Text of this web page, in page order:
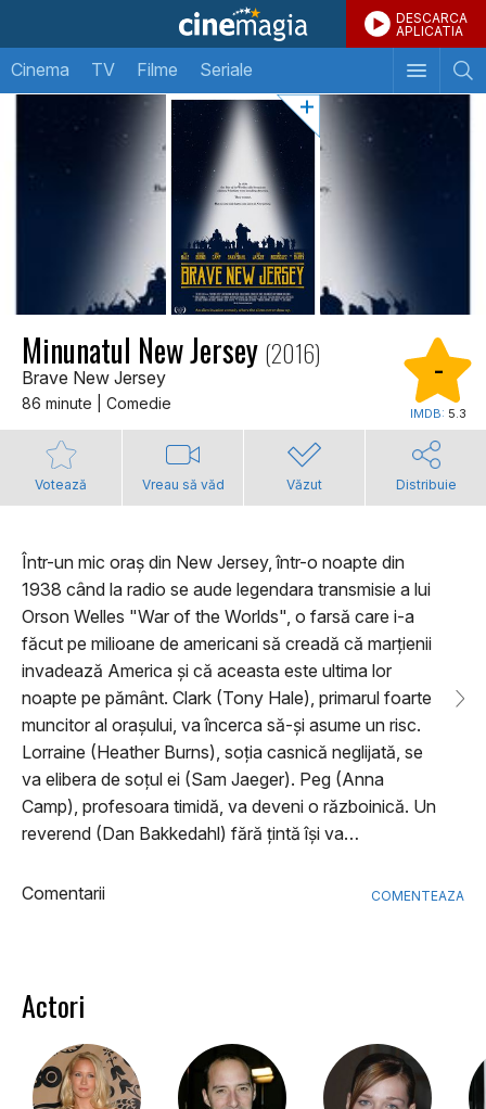
DESCARCA
APLICATIA
Cinema TV Filme Seriale
Minunatul New Jersey (2016)
Brave New Jersey
86 minute | Comedie
-
IMDB: 5.3
Votează Vreau să văd Văzut Distribuie
Într-un mic oraș din New Jersey, într-o noapte din
1938 când la radio se aude legendara transmisie a lui
Orson Welles "War of the Worlds", o farsă care i-a
făcut pe milioane de americani să creadă că marțienii
invadează America și că aceasta este ultima lor
noapte pe pământ. Clark (Tony Hale), primarul foarte
muncitor al orașului, va încerca să-și asume un risc.
Lorraine (Heather Burns), soția casnică neglijată, se
va elibera de soțul ei (Sam Jaeger). Peg (Anna
Camp), profesoara timidă, va deveni o războinică. Un
reverend (Dan Bakkedahl) fără țintă își va…
Comentarii COMENTEAZA
Actori